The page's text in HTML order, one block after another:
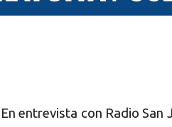
En entrevista con Radio San